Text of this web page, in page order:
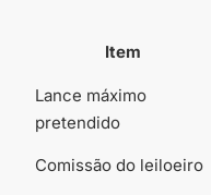
Item
Lance máximo
pretendido
Comissão do leiloeiro